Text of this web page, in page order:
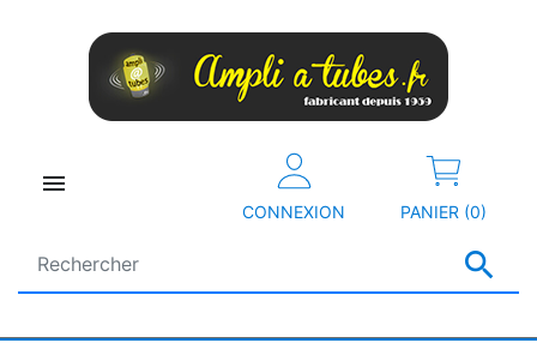


CONNEXION PANIER (0)